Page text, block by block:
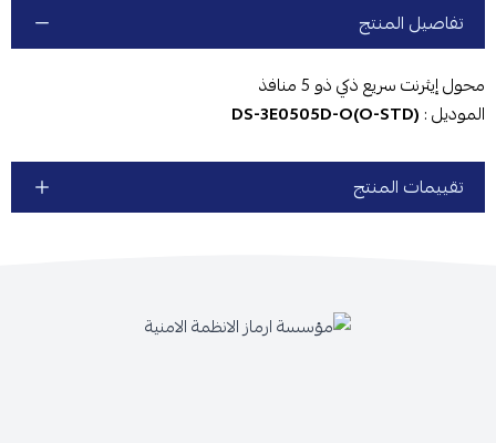
تفاصيل المنتج
محول إيثرنت سريع ذكي ذو 5 منافذ
الموديل : DS-3E0505D-O(O-STD)
تقييمات المنتج